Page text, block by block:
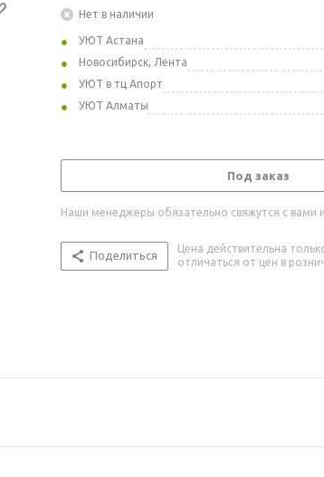
Нет в наличии
УЮТ Астана
Новосибирск, Лента
УЮТ в тц Апорт
УЮТ Алматы
Под заказ
Наши менеджеры обязательно свяжутся с вами
Поделиться
Цена действительна
отличаться от цен в